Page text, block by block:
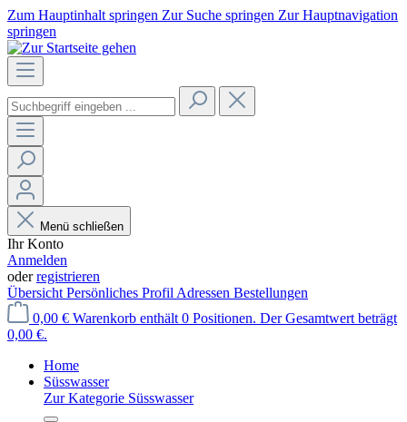
Zum Hauptinhalt springen Zur Suche springen Zur Hauptnavigation
springen
Menü schließen
Ihr Konto
Anmelden
oderregistrieren
Übersicht Persönliches Profil Adressen Bestellungen
0,00 € Warenkorb enthält 0 Positionen. Der Gesamtwert beträgt
0,00 €.
Home
Süsswasser
Zur Kategorie Süsswasser